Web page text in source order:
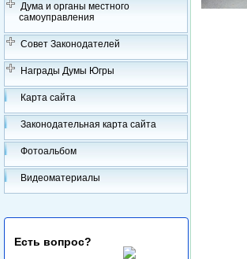
Дума и органы местного
самоуправления
Совет Законодателей
Награды Думы Югры
Карта сайта
Законодательная карта сайта
Фотоальбом
Видеоматериалы
Есть вопрос?